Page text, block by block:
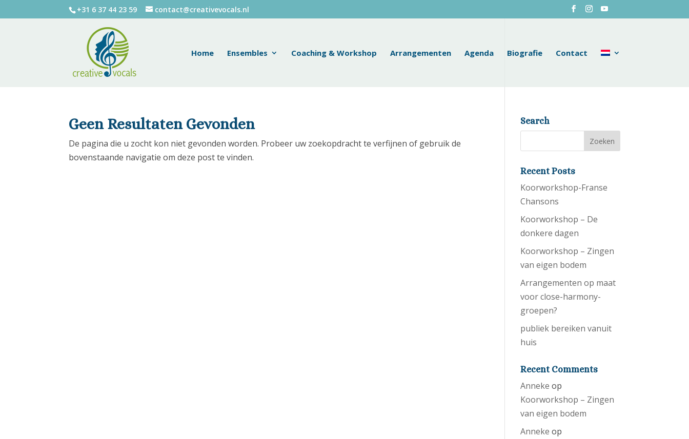
+31 6 37 44 23 59 contact@creativevocals.nl
Home Ensembles Coaching & Workshop Arrangementen Agenda Biografie Contact
Geen Resultaten Gevonden
De pagina die u zocht kon niet gevonden worden. Probeer uw zoekopdracht te verfijnen of gebruik de
bovenstaande navigatie om deze post te vinden.
Search
Recent Posts
Koorworkshop-Franse
Chansons
Koorworkshop – De
donkere dagen
Koorworkshop – Zingen
van eigen bodem
Arrangementen op maat
voor close-harmony-
groepen?
publiek bereiken vanuit
huis
Recent Comments
Anneke op
Koorworkshop – Zingen
van eigen bodem
Anneke op